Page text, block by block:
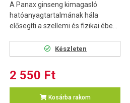
A Panax ginseng kimagasló
hatóanyagtartalmának hála
elősegíti a szellemi és fizikai ébe...
Készleten
2 550 Ft
Kosárba rakom